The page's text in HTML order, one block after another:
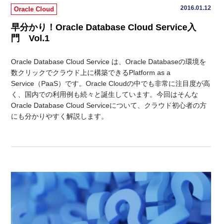
Oracle Cloud 2016.01.12
早分かり！Oracle Database Cloud Service入
門 Vol.1
Oracle Database Cloud Service は、Oracle Databaseの環境を
数クリックでクラウド上に構築できるPlatform as a
Service（PaaS）です。Oracle Cloudの中でも非常に注目度が高
く、国内での利用例も続々と誕生しています。今回はそんな
Oracle Database Cloud Serviceについて、クラウド初心者の方
にも分かりやすく解説します。